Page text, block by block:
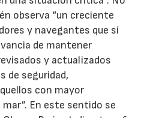
observa “un creciente
y navegantes que sí
de mantener
y actualizados
de seguridad,
con mayor
En este sentido se